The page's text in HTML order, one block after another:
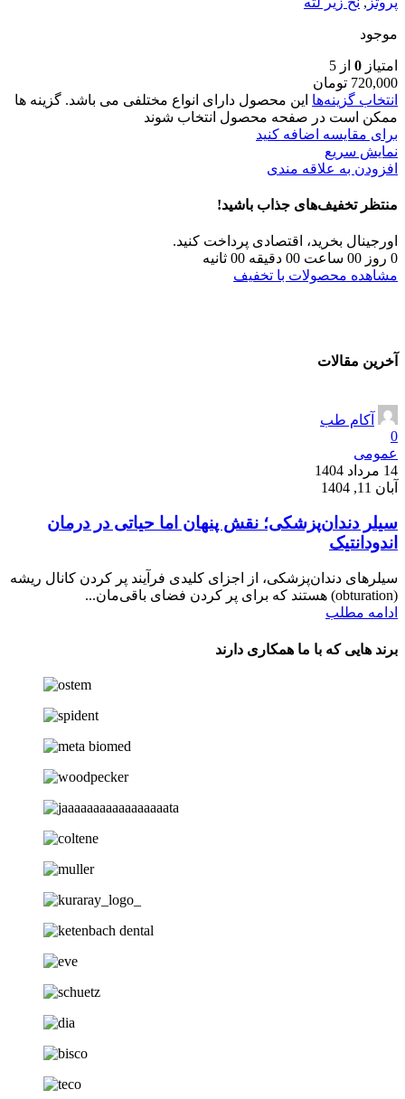
موجود
امتیاز 0 از 5
720,000 تومان
انتخاب گزینه‌ها این محصول دارای انواع مختلفی می باشد. گزینه ها
ممکن است در صفحه محصول انتخاب شوند
برای مقایسه اضافه کنید
نمایش سریع
افزودن به علاقه مندی
منتظر تخفیف‌های جذاب باشید!
اورجینال بخرید، اقتصادی پرداخت کنید.
0 روز 00 ساعت 00 دقیقه 00 ثانیه
مشاهده محصولات با تخفیف
آخرین مقالات
آکام طب
0
عمومی
14 مرداد 1404
آبان 11, 1404
سیلر دندان‌پزشکی؛ نقش پنهان اما حیاتی در درمان
اندودانتیک
سیلرهای دندان‌پزشکی، از اجزای کلیدی فرآیند پر کردن کانال ریشه
(obturation) هستند که برای پر کردن فضای باقی‌مان...
ادامه مطلب
برند هایی که با ما همکاری دارند